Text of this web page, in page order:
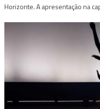
Horizonte. A apresentação na